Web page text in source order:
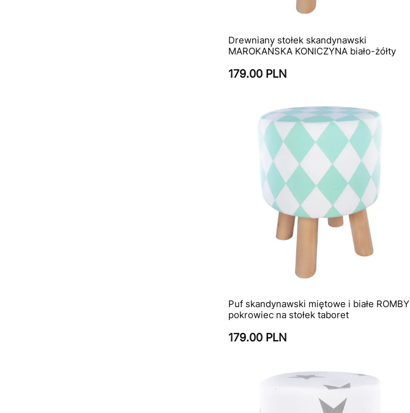
Drewniany stołek skandynawski
MAROKAŃSKA KONICZYNA biało-żółty
179.00 PLN
Puf skandynawski miętowe i białe ROMBY
pokrowiec na stołek taboret
179.00 PLN